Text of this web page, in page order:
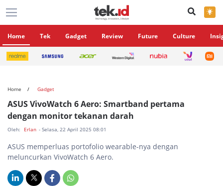
×
Home Tek Gadget Review Future Culture
Home Gadget
ASUS VivoWatch 6 Aero: Smartband pertama
dengan monitor tekanan darah
Oleh: Erlan - Selasa, 22 April 2025 08:01
ASUS memperluas portofolio wearable-nya dengan
meluncurkan VivoWatch 6 Aero.